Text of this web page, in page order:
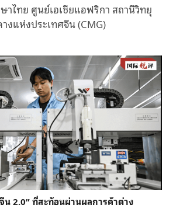
าไทย ศูนย์เอเชียแอฟริกา สถานีวิทยุ
งแห่งประเทศจีน (CMG)
น 2.0” ที่สะท้อนผ่านผลการค้าต่าง